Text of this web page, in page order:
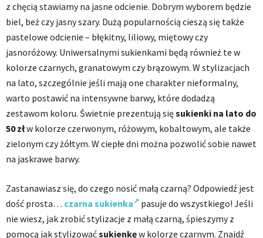
z chęcią stawiamy na jasne odcienie. Dobrym wyborem będzie
biel, beż czy jasny szary. Dużą popularnością cieszą się także
pastelowe odcienie – błękitny, liliowy, miętowy czy
jasnoróżowy. Uniwersalnymi sukienkami będą również te w
kolorze czarnych, granatowym czy brązowym. W stylizacjach
na lato, szczególnie jeśli mają one charakter nieformalny,
warto postawić na intensywne barwy, które dodadzą
zestawom koloru. Świetnie prezentują sięsukienki na lato do
50 złw kolorze czerwonym, różowym, kobaltowym, ale także
zielonym czy żółtym. W ciepłe dni można pozwolić sobie nawet
na jaskrawe barwy.
Zastanawiasz się, do czego nosić małą czarną? Odpowiedź jest
dość prosta… czarna sukienka
pasuje do wszystkiego! Jeśli
nie wiesz, jak zrobić stylizacje z małą czarną, śpieszymy z
pomocą jak stylizowaćsukienkęw kolorze czarnym. Znajdź